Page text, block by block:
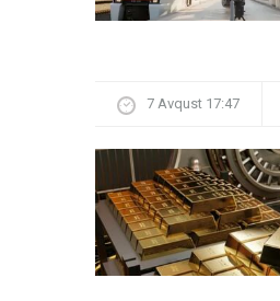
7 Avqust 17:47